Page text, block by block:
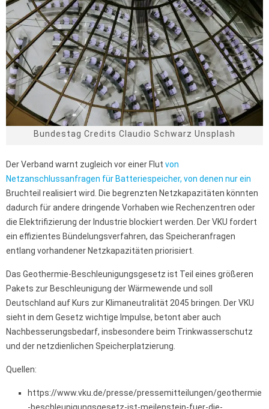
Bundestag Credits Claudio Schwarz Unsplash
Der Verband warnt zugleich vor einer Flut von
Netzanschlussanfragen für Batteriespeicher, von denen nur ein
Bruchteil realisiert wird. Die begrenzten Netzkapazitäten könnten
dadurch für andere dringende Vorhaben wie Rechenzentren oder
die Elektrifizierung der Industrie blockiert werden. Der VKU fordert
ein effizientes Bündelungsverfahren, das Speicheranfragen
entlang vorhandener Netzkapazitäten priorisiert.
Das Geothermie-Beschleunigungsgesetz ist Teil eines größeren
Pakets zur Beschleunigung der Wärmewende und soll
Deutschland auf Kurs zur Klimaneutralität 2045 bringen. Der VKU
sieht in dem Gesetz wichtige Impulse, betont aber auch
Nachbesserungsbedarf, insbesondere beim Trinkwasserschutz
und der netzdienlichen Speicherplatzierung.
Quellen:
https://www.vku.de/presse/pressemitteilungen/geothermie